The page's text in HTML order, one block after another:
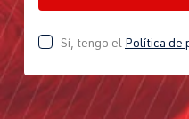
Sí, tengo el Política de